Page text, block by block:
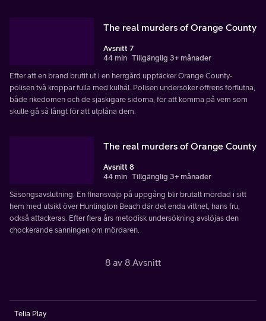
The real murders of Orange County
Avsnitt 7
44 min Tillgänglig 3+ månader
Efter att en brand brutit ut i en herrgård upptäcker Orange County-
polisen två kroppar fulla med kulhål. Polisen undersöker offrens förflutna,
både rikedomen och de sjaskigare sidorna, för att komma på vem som
skulle gå så långt för att utplåna dem.
The real murders of Orange County
Avsnitt 8
44 min Tillgänglig 3+ månader
Säsongsavslutning. En finansvalp på uppgång blir brutalt mördad i sitt
hem med utsikt över Huntington Beach där det enda vittnet, hans fru,
också attackeras. Efter flera års metodisk undersökning avslöjas den
chockerande sanningen om mördaren.
8 av 8 Avsnitt
Telia Play